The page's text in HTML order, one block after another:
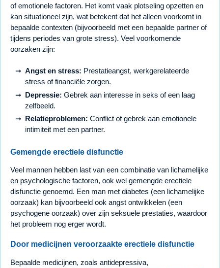
of emotionele factoren. Het komt vaak plotseling opzetten en
kan situationeel zijn, wat betekent dat het alleen voorkomt in
bepaalde contexten (bijvoorbeeld met een bepaalde partner of
tijdens periodes van grote stress). Veel voorkomende
oorzaken zijn:
Angst en stress: Prestatieangst, werkgerelateerde
stress of financiële zorgen.
Depressie: Gebrek aan interesse in seks of een laag
zelfbeeld.
Relatieproblemen: Conflict of gebrek aan emotionele
intimiteit met een partner.
Gemengde erectiele disfunctie
Veel mannen hebben last van een combinatie van lichamelijke
en psychologische factoren, ook wel gemengde erectiele
disfunctie genoemd. Een man met diabetes (een lichamelijke
oorzaak) kan bijvoorbeeld ook angst ontwikkelen (een
psychogene oorzaak) over zijn seksuele prestaties, waardoor
het probleem nog erger wordt.
Door medicijnen veroorzaakte erectiele disfunctie
Bepaalde medicijnen, zoals antidepressiva,